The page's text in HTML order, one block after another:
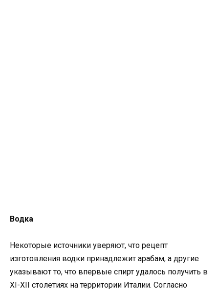
Водка
Некоторые источники уверяют, что рецепт
изготовления водки принадлежит арабам, а другие
указывают то, что впервые спирт удалось получить в
XI-XII столетиях на территории Италии. Согласно